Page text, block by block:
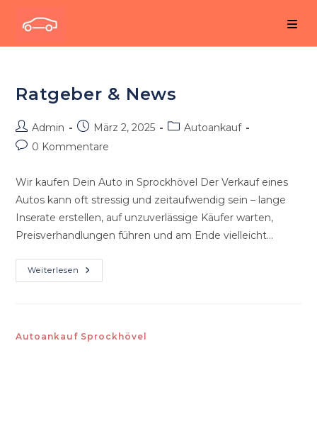
Inhalt
springen
Ratgeber & News
Beitrags-
Autor:
Admin
Beitrag
veröffentlicht:
März 2, 2025
Beitrags-
Autoankauf
Beitrags-
0 Kommentare
Wir kaufen Dein Auto in Sprockhövel Der Verkauf eines
Autos kann oft stressig und zeitaufwendig sein – lange
Inserate erstellen, auf unzuverlässige Käufer warten,
Preisverhandlungen führen und am Ende vielleicht…
Weiterlesen Ratgeber
&
Autoankauf Sprockhövel